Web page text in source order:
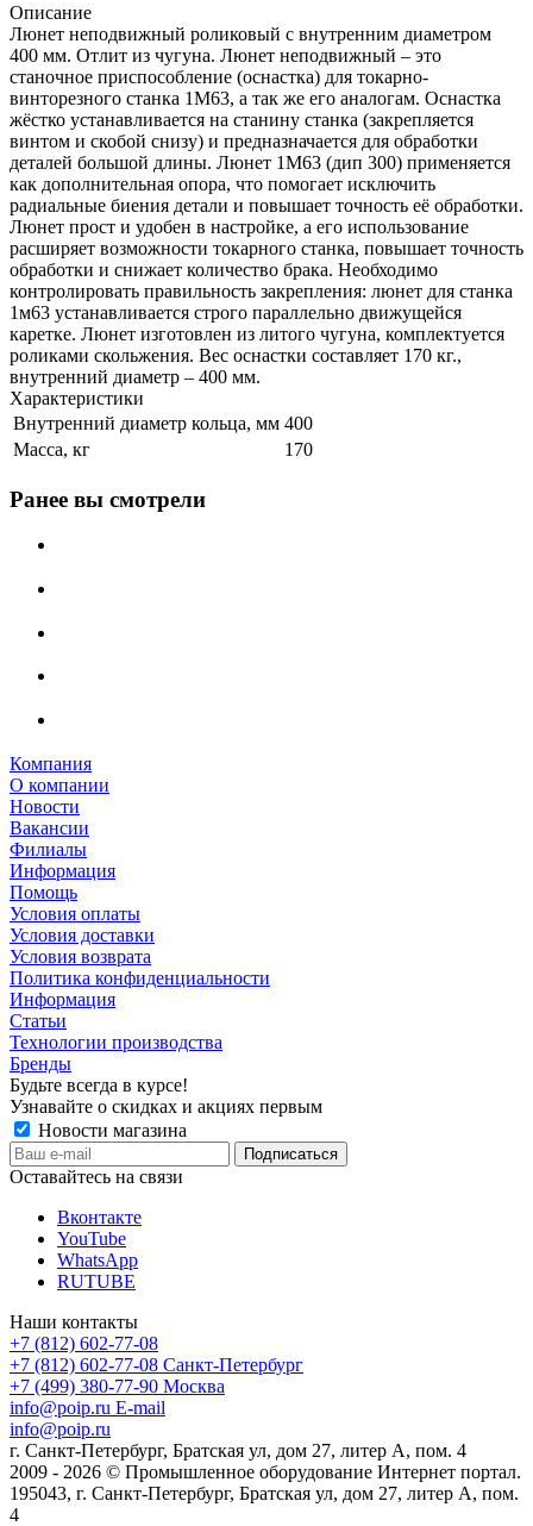
Описание
Люнет неподвижный роликовый с внутренним диаметром
400 мм. Отлит из чугуна. Люнет неподвижный – это
станочное приспособление (оснастка) для токарно-
винторезного станка 1М63, а так же его аналогам. Оснастка
жёстко устанавливается на станину станка (закрепляется
винтом и скобой снизу) и предназначается для обработки
деталей большой длины. Люнет 1М63 (дип 300) применяется
как дополнительная опора, что помогает исключить
радиальные биения детали и повышает точность её обработки.
Люнет прост и удобен в настройке, а его использование
расширяет возможности токарного станка, повышает точность
обработки и снижает количество брака. Необходимо
контролировать правильность закрепления: люнет для станка
1м63 устанавливается строго параллельно движущейся
каретке. Люнет изготовлен из литого чугуна, комплектуется
роликами скольжения. Вес оснастки составляет 170 кг.,
внутренний диаметр – 400 мм.
Характеристики
Внутренний диаметр кольца, мм 400
Масса, кг
170
Ранее вы смотрели
Компания
О компании
Новости
Вакансии
Филиалы
Информация
Помощь
Условия оплаты
Условия доставки
Условия возврата
Политика конфиденциальности
Информация
Статьи
Технологии производства
Бренды
Будьте всегда в курсе!
Узнавайте о скидках и акциях первым
Новости магазина
Оставайтесь на связи
Вконтакте
YouTube
WhatsApp
RUTUBE
Наши контакты
+7 (812) 602-77-08
+7 (812) 602-77-08 Санкт-Петербург
+7 (499) 380-77-90 Москва
info@poip.ru E-mail
info@poip.ru
г. Санкт-Петербург, Братская ул, дом 27, литер А, пом. 4
2009 - 2026 © Промышленное оборудование Интернет портал.
195043, г. Санкт-Петербург, Братская ул, дом 27, литер А, пом.
4